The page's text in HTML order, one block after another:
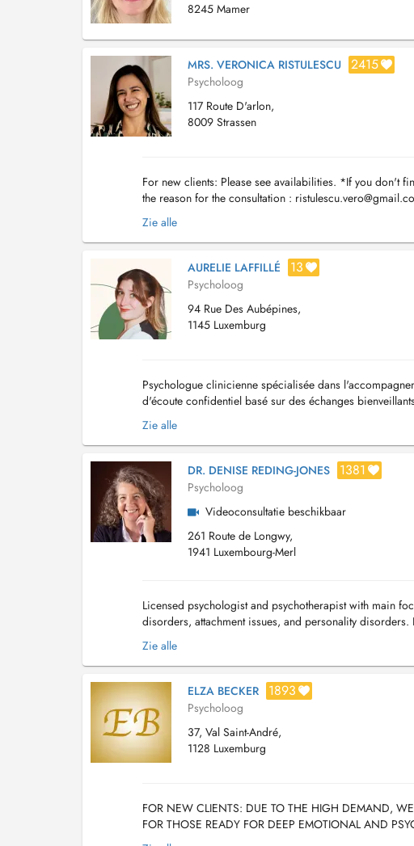
8245 Mamer
MRS. VERONICA RISTULESCU 2415
Psycholoog
117 Route D'arlon,
8009 Strassen
For new clients: Please see availabilities. *If you don't
the reason for the consultation :
given to existing patients/patients ...
Zie alle
AURELIE LAFFILLÉ 13
Psycholoog
94 Rue Des Aubépines,
1145 Luxemburg
Psychologue clinicienne spécialisée dans
d'écoute confidentiel basé sur des échanges
de chacun. Mon approche est centrée sur le di...
Zie alle
DR. DENISE REDING-JONES 1381
Psycholoog
Videoconsultatie beschikbaar
261 Route de Longwy,
1941 Luxembourg-Merl
Licensed psychologist and psychotherapist with main
disorders, attachment issues, and personality
and supervising. Use psychodynamic, adaptive inf...
Zie alle
ELZA BECKER 1893
Psycholoog
37, Val Saint-André,
1128 Luxemburg
FOR NEW CLIENTS: DUE TO THE HIGH DEMAND,
FOR THOSE READY FOR DEEP EMOTIONAL AND
WILL BECOME ONGOING CLIENTS. AS A GENERAL